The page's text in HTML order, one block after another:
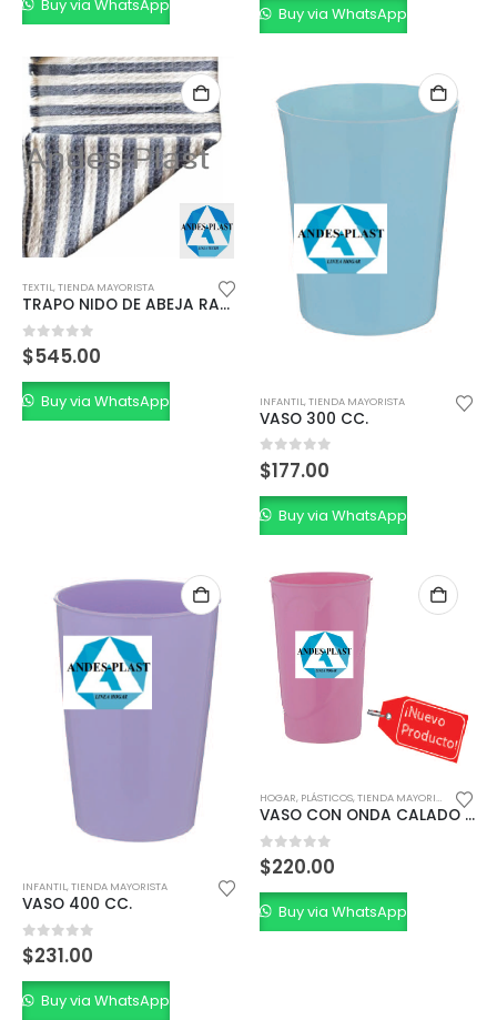
Buy via WhatsApp Buy via WhatsApp
TEXTIL,TIENDA MAYORISTA
TRAPO NIDO DE ABEJA RAYADO
0 out of 5
$545.00
Buy via WhatsApp INFANTIL,TIENDA MAYORISTA
VASO 300 CC.
0out of 5
$177.00
Buy via WhatsApp
INFANTIL,TIENDA MAYORISTA
VASO 400 CC.
0 out of 5
$231.00
Buy via WhatsApp
HOGAR, PLÁSTICOS,TIENDA MAYORISTA
VASO CON ONDA CALADO 500 CC.
0 out of 5
$220.00
Buy via WhatsApp